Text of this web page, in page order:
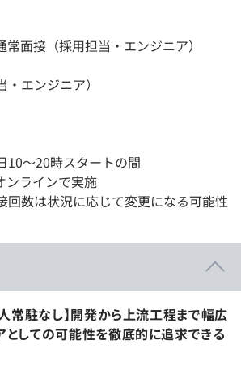
面接（採用担当・エンジニア）
エンジニア）
10～20時スタートの間
ンラインで実施
数は状況に応じて変更になる可能性
常駐なし】開発から上流工程まで幅広
しての可能性を徹底的に追求できる